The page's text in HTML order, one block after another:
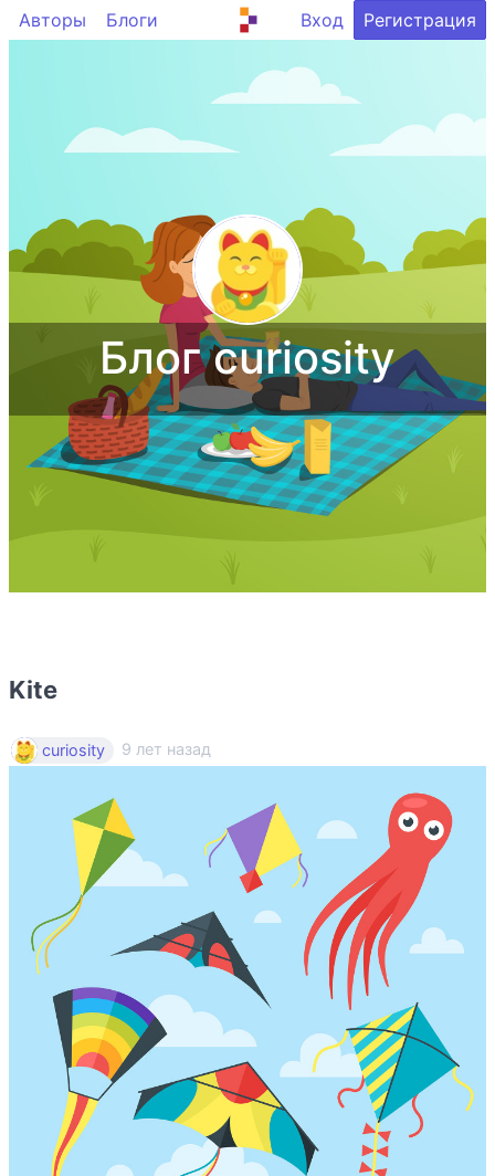
Авторы Блоги Вход Регистрация
Блог curiosity
Kite
curiosity 9 лет назад